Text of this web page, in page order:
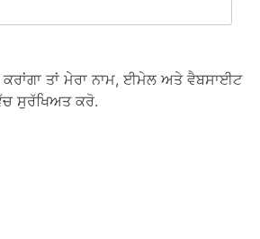
ਕਰਾਂਗਾ ਤਾਂ ਮੇਰਾ ਨਾਮ, ਈਮੇਲ ਅਤੇ ਵੈਬਸਾਈਟ
ਸੁਰੱਖਿਅਤ ਕਰੋ.